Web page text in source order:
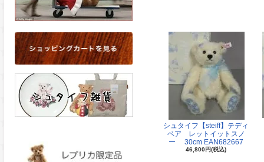
シュタイフ【steiff】テディ
ベア レットイットスノ
ー 30cm EAN682667
46,800円(税込)